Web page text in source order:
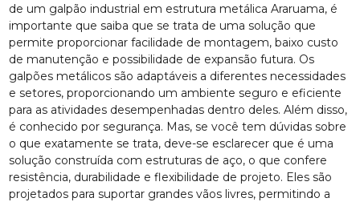
de um galpão industrial em estrutura metálica Araruama, é
importante que saiba que se trata de uma solução que
permite proporcionar facilidade de montagem, baixo custo
de manutenção e possibilidade de expansão futura. Os
galpões metálicos são adaptáveis a diferentes necessidades
e setores, proporcionando um ambiente seguro e eficiente
para as atividades desempenhadas dentro deles. Além disso,
é conhecido por segurança. Mas, se você tem dúvidas sobre
o que exatamente se trata, deve-se esclarecer que é uma
solução construída com estruturas de aço, o que confere
resistência, durabilidade e flexibilidade de projeto. Eles são
projetados para suportar grandes vãos livres, permitindo a